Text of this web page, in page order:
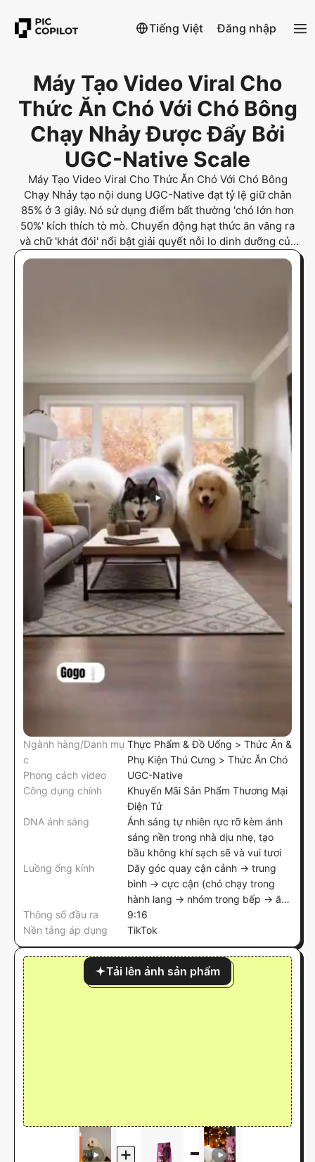
Tiếng Việt Đăng nhập
Máy Tạo Video Viral Cho
Thức Ăn Chó Với Chó Bông
Chạy Nhảy Được Đẩy Bởi
UGC-Native Scale
Máy Tạo Video Viral Cho Thức Ăn Chó Với Chó Bông
Chạy Nhảy tạo nội dung UGC-Native đạt tỷ lệ giữ chân
85% ở 3 giây. Nó sử dụng điểm bất thường 'chó lớn hơn
50%' kích thích tò mò. Chuyển động hạt thức ăn văng ra
và chữ 'khát đói' nổi bật giải quyết nỗi lo dinh dưỡng của
người nuôi thú cưng cho TikTok.
Ngành hàng/Danh mụ
c
Thực Phẩm & Đồ Uống > Thức Ăn &
Phụ Kiện Thú Cưng > Thức Ăn Chó
Phong cách video
UGC-Native
Công dụng chính
Khuyến Mãi Sản Phẩm Thương Mại
Điện Tử
DNA ánh sáng
Ánh sáng tự nhiên rực rỡ kèm ánh
sáng nền trong nhà dịu nhẹ, tạo
bầu không khí sạch sẽ và vui tươi
Luồng ống kính
Dãy góc quay cận cảnh → trung
bình → cực cận (chó chạy trong
hành lang → nhóm trong bếp → ăn
ở bát)
Thông số đầu ra
9:16
Nền tảng áp dụng
TikTok
Tải lên ảnh sản phẩm